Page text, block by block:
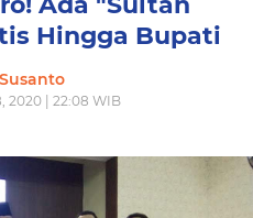
Hingga Bupati
2020 | 22:08 WIB